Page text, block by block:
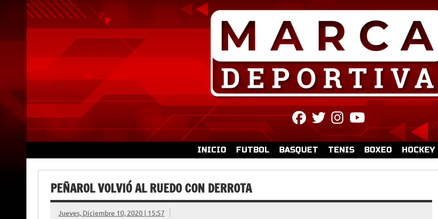
fab
fa-
facebook
fab
fa-
twitter
fab
fa-
instagram
fa-
youtube
INICIO FUTBOL BASQUET TENIS BOXEO HOCKEY
PEÑAROL VOLVIÓ AL RUEDO CON DERROTA
Jueves, Diciembre 10, 2020 | 15:57